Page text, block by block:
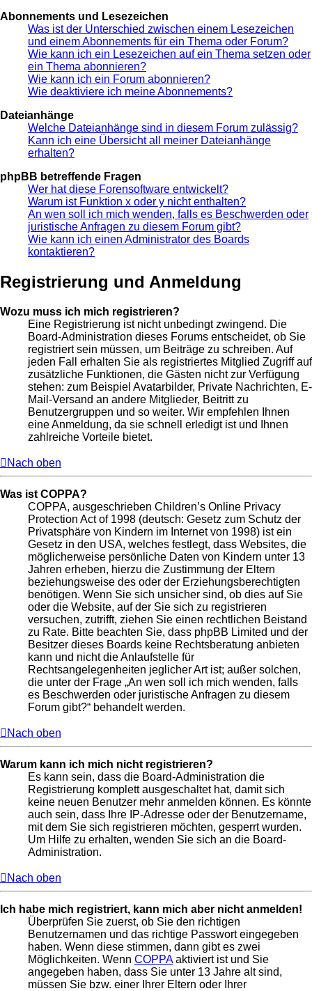
Abonnements und Lesezeichen
Was ist der Unterschied zwischen einem Lesezeichen
und einem Abonnements für ein Thema oder Forum?
Wie kann ich ein Lesezeichen auf ein Thema setzen oder
ein Thema abonnieren?
Wie kann ich ein Forum abonnieren?
Wie deaktiviere ich meine Abonnements?
Dateianhänge
Welche Dateianhänge sind in diesem Forum zulässig?
Kann ich eine Übersicht all meiner Dateianhänge
erhalten?
phpBB betreffende Fragen
Wer hat diese Forensoftware entwickelt?
Warum ist Funktion x oder y nicht enthalten?
An wen soll ich mich wenden, falls es Beschwerden oder
juristische Anfragen zu diesem Forum gibt?
Wie kann ich einen Administrator des Boards
kontaktieren?
Registrierung und Anmeldung
Wozu muss ich mich registrieren?
Eine Registrierung ist nicht unbedingt zwingend. Die
Board-Administration dieses Forums entscheidet, ob Sie
registriert sein müssen, um Beiträge zu schreiben. Auf
jeden Fall erhalten Sie als registriertes Mitglied Zugriff auf
zusätzliche Funktionen, die Gästen nicht zur Verfügung
stehen: zum Beispiel Avatarbilder, Private Nachrichten, E-
Mail-Versand an andere Mitglieder, Beitritt zu
Benutzergruppen und so weiter. Wir empfehlen Ihnen
eine Anmeldung, da sie schnell erledigt ist und Ihnen
zahlreiche Vorteile bietet.
Nach oben
Was ist COPPA?
COPPA, ausgeschrieben Children’s Online Privacy
Protection Act of 1998 (deutsch: Gesetz zum Schutz der
Privatsphäre von Kindern im Internet von 1998) ist ein
Gesetz in den USA, welches festlegt, dass Websites, die
möglicherweise persönliche Daten von Kindern unter 13
Jahren erheben, hierzu die Zustimmung der Eltern
beziehungsweise des oder der Erziehungsberechtigten
benötigen. Wenn Sie sich unsicher sind, ob dies auf Sie
oder die Website, auf der Sie sich zu registrieren
versuchen, zutrifft, ziehen Sie einen rechtlichen Beistand
zu Rate. Bitte beachten Sie, dass phpBB Limited und der
Besitzer dieses Boards keine Rechtsberatung anbieten
kann und nicht die Anlaufstelle für
Rechtsangelegenheiten jeglicher Art ist; außer solchen,
die unter der Frage „An wen soll ich mich wenden, falls
es Beschwerden oder juristische Anfragen zu diesem
Forum gibt?“ behandelt werden.
Nach oben
Warum kann ich mich nicht registrieren?
Es kann sein, dass die Board-Administration die
Registrierung komplett ausgeschaltet hat, damit sich
keine neuen Benutzer mehr anmelden können. Es könnte
auch sein, dass Ihre IP-Adresse oder der Benutzername,
mit dem Sie sich registrieren möchten, gesperrt wurden.
Um Hilfe zu erhalten, wenden Sie sich an die Board-
Administration.
Nach oben
Ich habe mich registriert, kann mich aber nicht anmelden!
Überprüfen Sie zuerst, ob Sie den richtigen
Benutzernamen und das richtige Passwort eingegeben
haben. Wenn diese stimmen, dann gibt es zwei
Möglichkeiten. Wenn COPPAaktiviert ist und Sie
angegeben haben, dass Sie unter 13 Jahre alt sind,
müssen Sie bzw. einer Ihrer Eltern oder Ihrer